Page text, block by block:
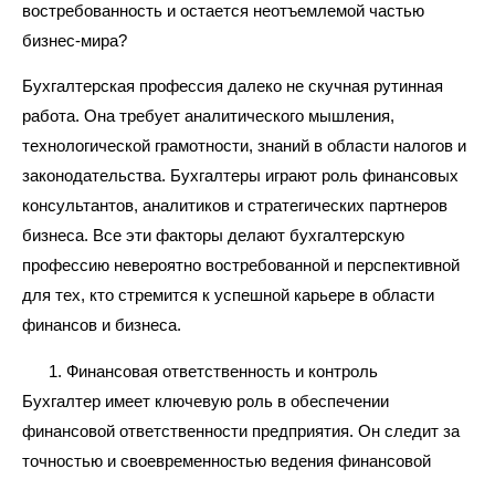
востребованность и остается неотъемлемой частью
бизнес-мира?
Бухгалтерская профессия далеко не скучная рутинная
работа. Она требует аналитического мышления,
технологической грамотности, знаний в области налогов и
законодательства. Бухгалтеры играют роль финансовых
консультантов, аналитиков и стратегических партнеров
бизнеса. Все эти факторы делают бухгалтерскую
профессию невероятно востребованной и перспективной
для тех, кто стремится к успешной карьере в области
финансов и бизнеса.
Финансовая ответственность и контроль
Бухгалтер имеет ключевую роль в обеспечении
финансовой ответственности предприятия. Он следит за
точностью и своевременностью ведения финансовой